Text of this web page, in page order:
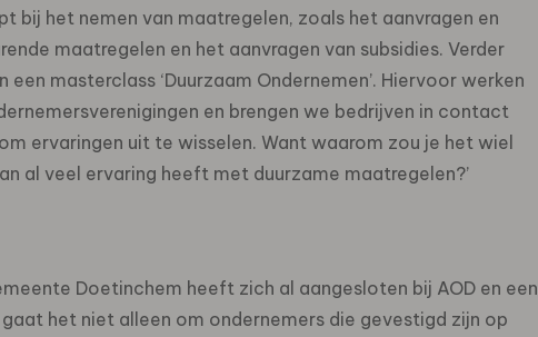
bij het nemen van maatregelen, zoals het aanvragen en
maatregelen en het aanvragen van subsidies. Verder
masterclass ‘Duurzaam Ondernemen’. Hiervoor werken
en brengen we bedrijven in contact
ervaringen uit te wisselen. Want waarom zou je het wiel
al veel ervaring heeft met duurzame maatregelen?’
Doetinchem heeft zich al aangesloten bij AOD en een
het niet alleen om ondernemers die gevestigd zijn op